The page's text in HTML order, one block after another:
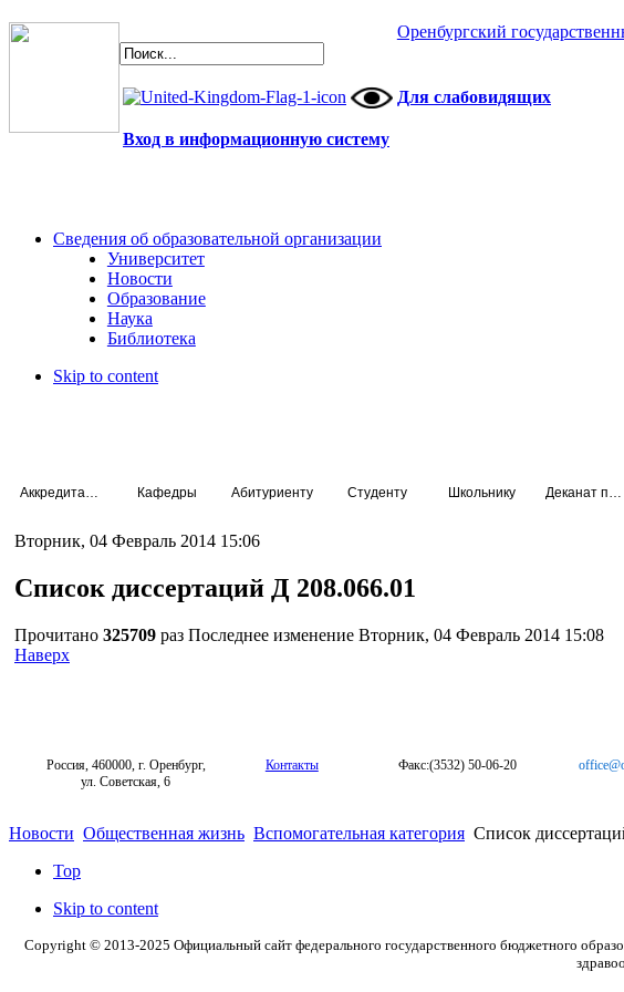
Оренбургский
Для слабовидящих
Вход в информационную систему
Сведения об образовательной организации
Университет
Новости
Образование
Наука
Библиотека
Skip to content
Кафедры Абитуриенту Студенту Школьнику
Вторник, 04 Февраль 2014 15:06
Список диссертаций Д 208.066.01
Прочитано 325709 раз Последнее изменение Вторник, 04 Февраль 2014 15:08
Наверх
Россия, 460000, г. Оренбург,
ул. Советская, 6
Контакты Факс:(3532) 50-06-20
Новости Общественная жизнь Вспомогательная категория Список
Top
Skip to content
Copyright © 2013-2025 Официальный сайт федерального государственного бюджетного